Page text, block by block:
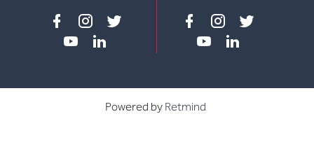
Facebook
instagram
twitter
Facebook
instagram
twitter
Powered by Retmind